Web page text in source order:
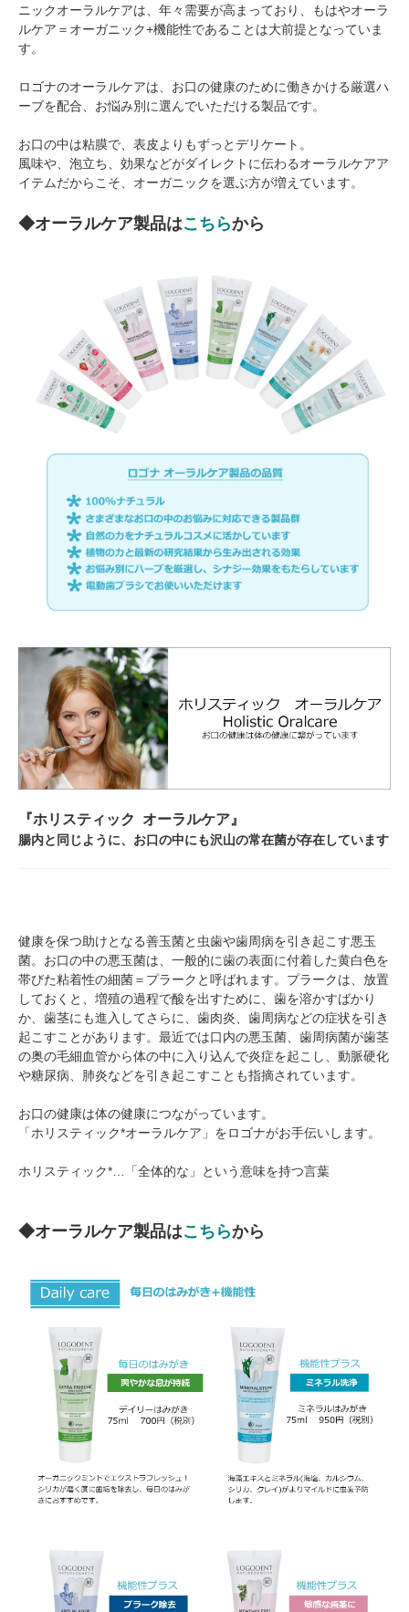
ニックオーラルケアは、年々需要が高まっており、もはやオーラ
ルケア＝オーガニック+機能性であることは大前提となっていま
す。
ロゴナのオーラルケアは、お口の健康のために働きかける厳選ハ
ーブを配合、お悩み別に選んでいただける製品です。
お口の中は粘膜で、表皮よりもずっとデリケート。
風味や、泡立ち、効果などがダイレクトに伝わるオーラルケアア
イテムだからこそ、オーガニックを選ぶ方が増えています。
◆オーラルケア製品はこちらから
『ホリスティック オーラルケア』
腸内と同じように、お口の中にも沢山の常在菌が存在しています
健康を保つ助けとなる善玉菌と虫歯や歯周病を引き起こす悪玉
菌。お口の中の悪玉菌は、一般的に歯の表面に付着した黄白色を
帯びた粘着性の細菌＝プラークと呼ばれます。プラークは、放置
しておくと、増殖の過程で酸を出すために、歯を溶かすばかり
か、歯茎にも進入してさらに、歯肉炎、歯周病などの症状を引き
起こすことがあります。最近では口内の悪玉菌、歯周病菌が歯茎
の奥の毛細血管から体の中に入り込んで炎症を起こし、動脈硬化
や糖尿病、肺炎などを引き起こすことも指摘されています。
お口の健康は体の健康につながっています。
「ホリスティック*オーラルケア」をロゴナがお手伝いします。
ホリスティック*…「全体的な」という意味を持つ言葉
◆オーラルケア製品はこちらから